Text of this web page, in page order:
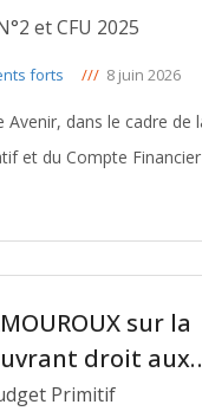
et CFU 2025
forts /// 8 juin 2026
dans le cadre de
et du Compte
sur la
droit aux
Primitif